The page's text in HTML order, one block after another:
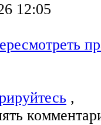
12:05
,